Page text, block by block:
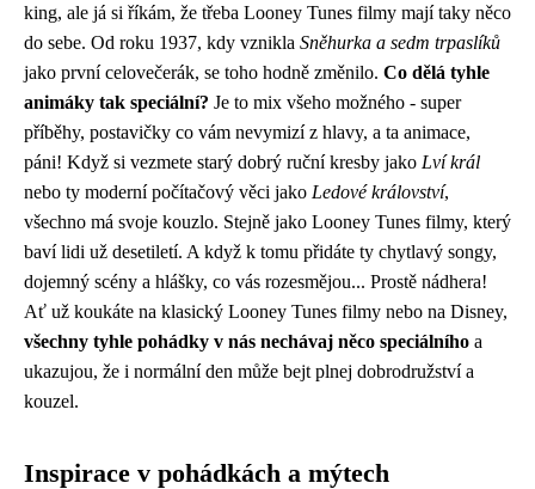
king, ale já si říkám, že třeba Looney Tunes filmy mají taky něco
do sebe. Od roku 1937, kdy vznikla Sněhurka a sedm trpaslíků
jako první celovečerák, se toho hodně změnilo. Co dělá tyhle
animáky tak speciální? Je to mix všeho možného - super
příběhy, postavičky co vám nevymizí z hlavy, a ta animace,
páni! Když si vezmete starý dobrý ruční kresby jako Lví král
nebo ty moderní počítačový věci jako Ledové království,
všechno má svoje kouzlo. Stejně jako Looney Tunes filmy, který
baví lidi už desetiletí. A když k tomu přidáte ty chytlavý songy,
dojemný scény a hlášky, co vás rozesmějou... Prostě nádhera!
Ať už koukáte na klasický Looney Tunes filmy nebo na Disney,
všechny tyhle pohádky v nás nechávaj něco speciálního a
ukazujou, že i normální den může bejt plnej dobrodružství a
kouzel.
Inspirace v pohádkách a mýtech